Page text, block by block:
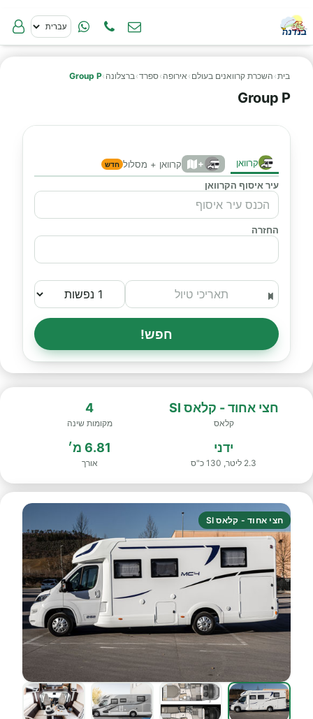
בית› השכרת קרוואנים בעולם › אירופה ›ספרד›ברצלונה ›
Group P
Group P
קרוואן + קרוואן + מסלול חדש
עיר איסוף הקרוואן
החזרה
חפש!
חצי אחוד - קלאס SI
קלאס
4
מקומות שינה
ידני
2.3 ליטר, 130 כ"ס
6.81 מ׳
אורך
חצי אחוד - קלאס SI